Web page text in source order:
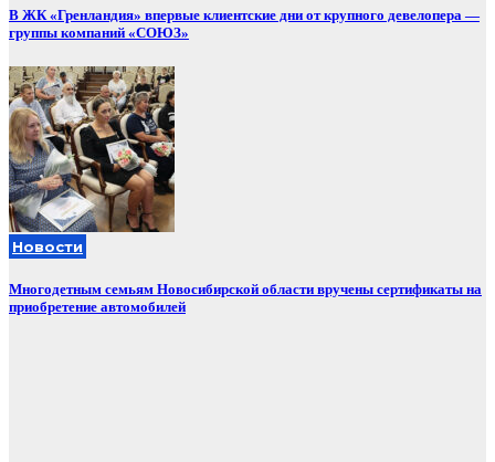
В ЖК «Гренландия» впервые клиентские дни от крупного девелопера —
группы компаний «СОЮЗ»
Новости
Многодетным семьям Новосибирской области вручены сертификаты на
приобретение автомобилей